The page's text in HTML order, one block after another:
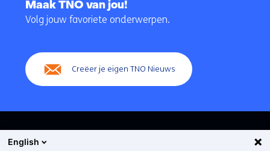
navigatie
Maak TNO van jou!
Volg jouw favoriete onderwerpen.
Creëer je eigen TNO Nieuws
English